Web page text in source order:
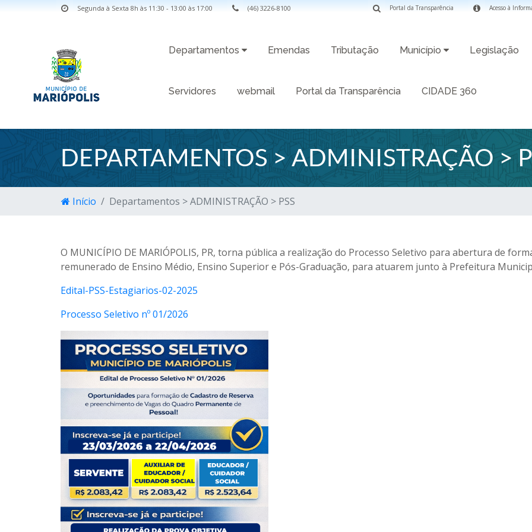
Segunda à Sexta 8h às 11:30 - 13:00 às 17:00 (46) 3226-8100 Acesso à
Portal da Transparência
Departamentos Emendas Tributação Município Legislação
Servidores webmail Portal da Transparência CIDADE 360
DEPARTAMENTOS > ADMINISTRAÇÃO >
Início Departamentos > ADMINISTRAÇÃO > PSS
O MUNICÍPIO DE MARIÓPOLIS, PR, torna pública a realização do Processo Seletivo para abertura de
remunerado de Ensino Médio, Ensino Superior e Pós-Graduação, para atuarem junto à Prefeitura
Edital-PSS-Estagiarios-02-2025
Processo Seletivo nº 01/2026